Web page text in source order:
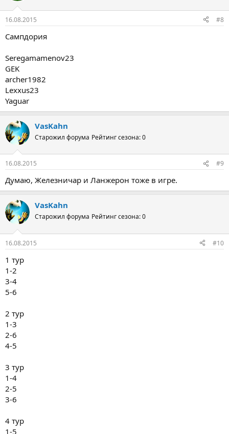
16.08.2015 #8
Сампдория
Seregamamenov23
GEK
archer1982
Lexxus23
Yaguar
VasKahn
Старожил форума Рейтинг сезона: 0
16.08.2015 #9
Думаю, Железничар и Ланжерон тоже в игре.
VasKahn
Старожил форума Рейтинг сезона: 0
16.08.2015 #10
1 тур
1-2
3-4
5-6
2 тур
1-3
2-6
4-5
3 тур
1-4
2-5
3-6
4 тур
1-5